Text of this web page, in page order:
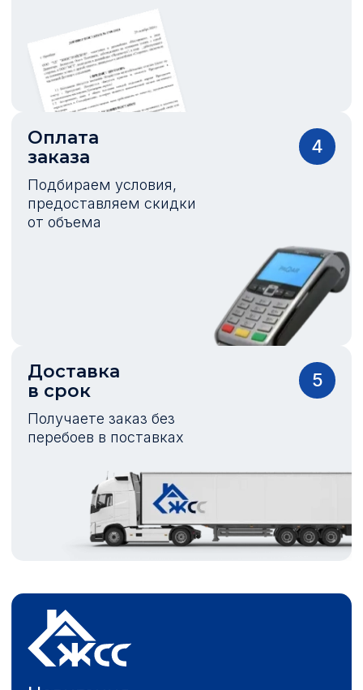
Оплата
заказа
Подбираем условия,
предоставляем скидки
от объема
4
Доставка
в срок
Получаете заказ без
перебоев в поставках
5